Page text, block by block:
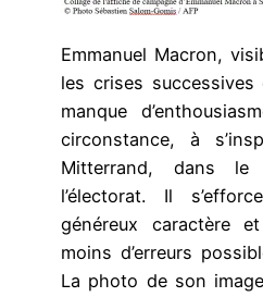
Emmanuel Macron,
les crises
manque
circonstance, à
Mitterrand, dans
l’électorat. Il
généreux caractère
moins d’erreurs
La photo de son